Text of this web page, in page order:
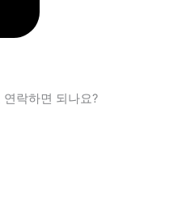
락하면 되나요?